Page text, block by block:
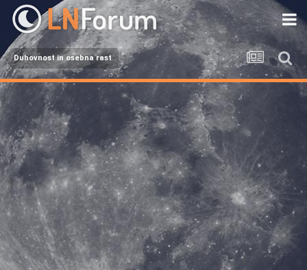
Duhovnost in osebna rast